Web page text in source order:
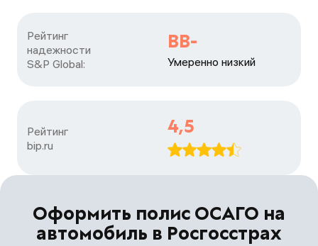
Рейтинг
надежности
S&P Global:
BB-
Умеренно низкий
Рейтинг
bip.ru
4,5
Оформить полис ОСАГО на
автомобиль в Росгосстрах